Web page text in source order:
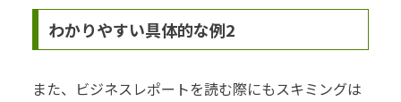
わかりやすい具体的な例2
また、ビジネスレポートを読む際にもスキミングは